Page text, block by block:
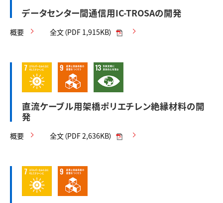
データセンター間通信用IC-TROSAの開発
概要 全文（PDF 1,915KB）
直流ケーブル用架橋ポリエチレン絶縁材料の開
発
概要 全文（PDF 2,636KB）